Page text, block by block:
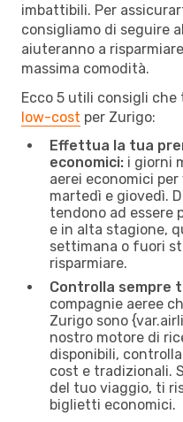
imbattibili. Per
consigliamo di seguire
aiuteranno a
massima comodità.
Ecco 5 utili consigli
low-cost per Zurigo:
Effettua la tua
economici: i giorni
aerei economici
martedì e giovedì.
tendono ad essere
e in alta stagione,
settimana o fuori
risparmiare.
Controlla sempre
compagnie aeree
Zurigo sono
nostro motore di
disponibili,
cost e tradizionali.
del tuo viaggio, ti
biglietti economici.